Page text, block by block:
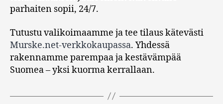
parhaiten sopii, 24/7.
Tutustu valikoimaamme ja tee tilaus kätevästi
Murske.net-verkkokaupassa. Yhdessä
rakennamme parempaa ja kestävämpää
Suomea – yksi kuorma kerrallaan.